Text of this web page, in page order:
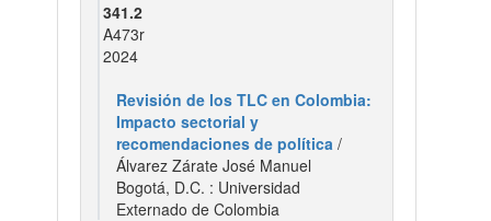
341.2
A473r
2024
Revisión de los TLC en Colombia:
Impacto sectorial y
recomendaciones de política /
Álvarez Zárate José Manuel
Bogotá, D.C. : Universidad
Externado de Colombia